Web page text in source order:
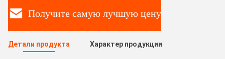
Получите самую лучшую цену
Детали продукта Характер продукции